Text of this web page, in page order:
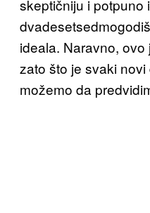
skeptičniju i potpuno
ideala. Naravno,
zato što je svaki
možemo da